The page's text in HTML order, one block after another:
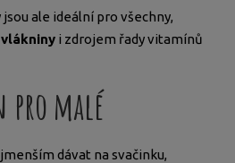
ale ideální pro všechny,
i zdrojem řady vitamínů
malé
dávat na svačinku,